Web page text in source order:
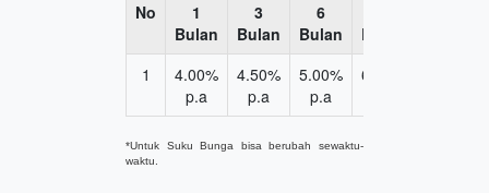
No
1
Bulan
3
Bulan
6
Bulan
Bulan
1
4.00%
p.a
4.50%
p.a
5.00%
p.a
6.00%
*Untuk Suku Bunga bisa berubah sewaktu-
waktu.